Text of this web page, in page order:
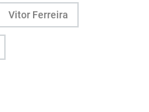
Vitor Ferreira